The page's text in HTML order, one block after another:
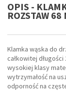
OPIS -
ROZSTAW
Klamka wąska do
całkowitej
wysokiej klasy
wytrzymałość na
odporność na